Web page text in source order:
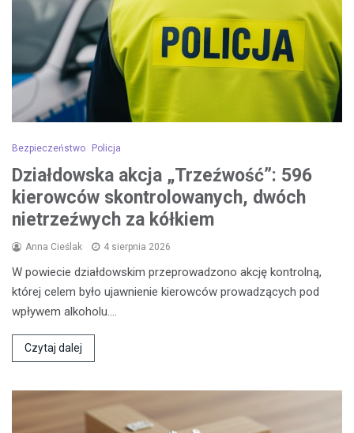
Bezpieczeństwo Policja
Działdowska akcja „Trzeźwość”: 596
kierowców skontrolowanych, dwóch
nietrzeźwych za kółkiem
Anna Cieślak 4 sierpnia 2026
W powiecie działdowskim przeprowadzono akcję kontrolną,
której celem było ujawnienie kierowców prowadzących pod
wpływem alkoholu.…
Czytaj dalej